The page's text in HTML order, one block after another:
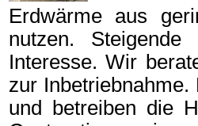
Erdwärme aus
nutzen.
Interesse. Wir
zur
und betreiben die